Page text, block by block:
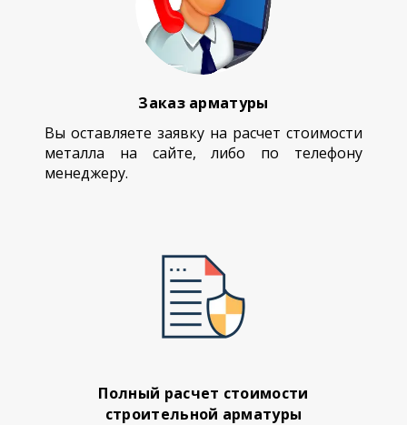
Заказ арматуры
Вы оставляете заявку на расчет стоимости
металла на сайте, либо по телефону
менеджеру.
Полный расчет стоимости
строительной арматуры